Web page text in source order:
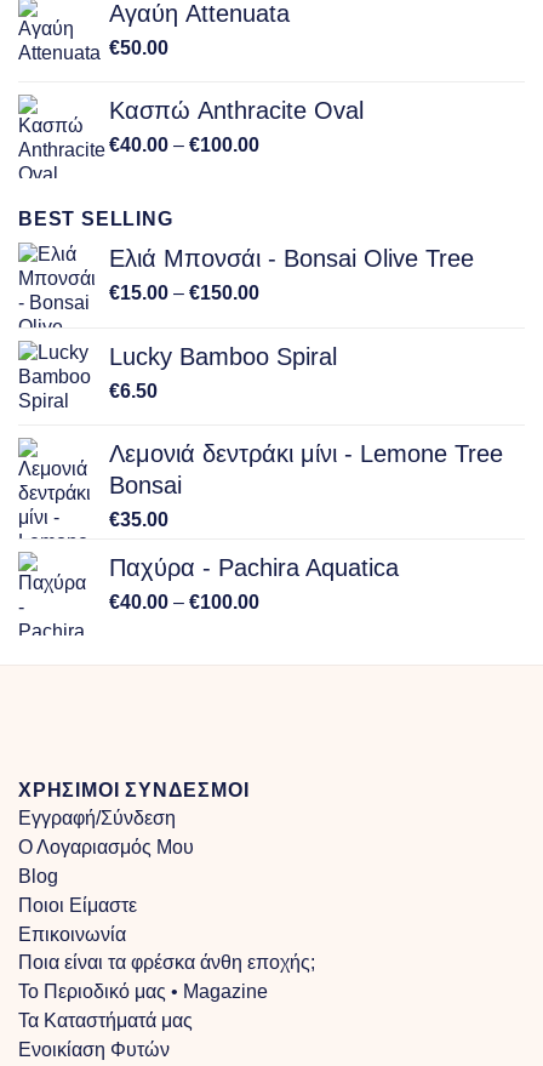
Αγαύη Attenuata
€50.00
Κασπώ Anthracite Oval
€40.00 – €100.00Price
€100.00
BEST SELLING
Ελιά Μπονσάι - Bonsai Olive Tree
€15.00 – €150.00Price
€15.00
through
Lucky Bamboo Spiral
€6.50
Λεμονιά δεντράκι μίνι - Lemone Tree
Bonsai
€35.00
Παχύρα - Pachira Aquatica
€40.00 – €100.00Price
ΧΡΗΣΙΜΟΙ ΣΥΝΔΕΣΜΟΙ
Εγγραφή/Σύνδεση
Ο Λογαριασμός Μου
Blog
Ποιοι Είμαστε
Επικοινωνία
Ποια είναι τα φρέσκα άνθη εποχής;
Το Περιοδικό μας • Magazine
Τα Kαταστήματά μας
Ενοικίαση Φυτών